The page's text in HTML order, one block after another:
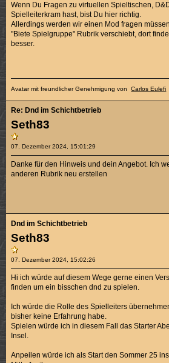
Wenn Du Fragen zu virtuellen Spieltischen,
Spielleiterkram hast, bist Du hier richtig.
Allerdings werden wir einen Mod fragen
"Biete Spielgruppe" Rubrik verschiebt, dort
besser.
Avatar mit freundlicher Genehmigung vonCarlos Eulefi
Seth83
07. Dezember 2024, 15:01:29
Re: Dnd im Schichtbetrieb
Danke für den Hinweis und dein Angebot. Ich
anderen Rubrik neu erstellen
Seth83
07. Dezember 2024, 15:02:26
Dnd im Schichtbetrieb
Hi ich würde auf diesem Wege gerne einen
finden um ein bisschen dnd zu spielen.
Ich würde die Rolle des Spielleiters
bisher keine Erfahrung habe.
Spielen würde ich in diesem Fall das Starter
Insel.
Anpeilen würde ich als Start den Sommer 25